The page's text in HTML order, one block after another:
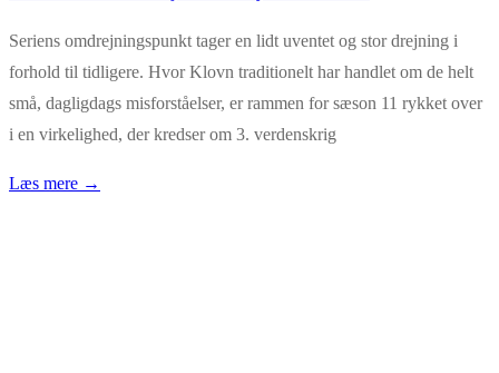
Seriens omdrejningspunkt tager en lidt uventet og stor drejning i
forhold til tidligere. Hvor Klovn traditionelt har handlet om de helt
små, dagligdags misforståelser, er rammen for sæson 11 rykket over
i en virkelighed, der kredser om 3. verdenskrig
Læs mere →